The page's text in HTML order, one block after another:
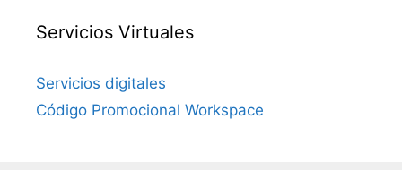
Servicios Virtuales
Servicios digitales
Código Promocional Workspace